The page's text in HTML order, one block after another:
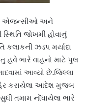
એજન્સીઓ અને
સ્થિતિ જોખમી હોવાનું
કલાકની ઝડપ મર્યાદા
હવે ભારે વાહનો માટે પુલ
આવ્યો છે.જિલ્લા
કરાયેલા આદેશ મુજબ
તમામ નોંધાયેલા ભારે